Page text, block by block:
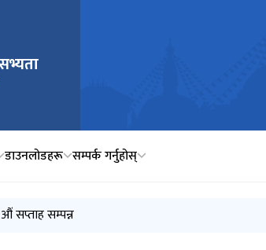
डाउनलोडहरू सम्पर्क गर्नुहोस्
सप्ताह सम्पन्न
सप्ताह सम्पन्न
सप्ताह सम्पन्न